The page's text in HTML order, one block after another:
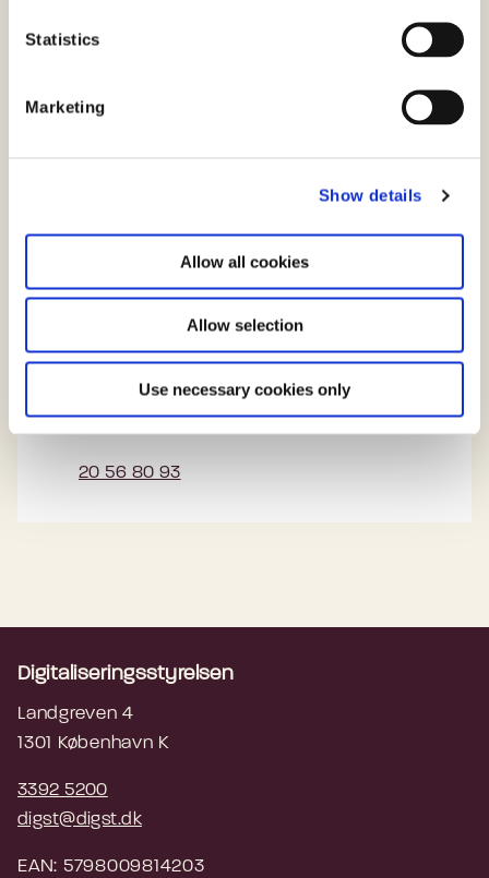
Statistics
Marketing
Show details
Allow all cookies
Allow selection
Use necessary cookies only
Kontorchef
Jørgen Abildgaard
20 56 80 93
Digitaliseringsstyrelsen
Landgreven 4
1301 København K
3392 5200
digst@digst.dk
EAN: 5798009814203